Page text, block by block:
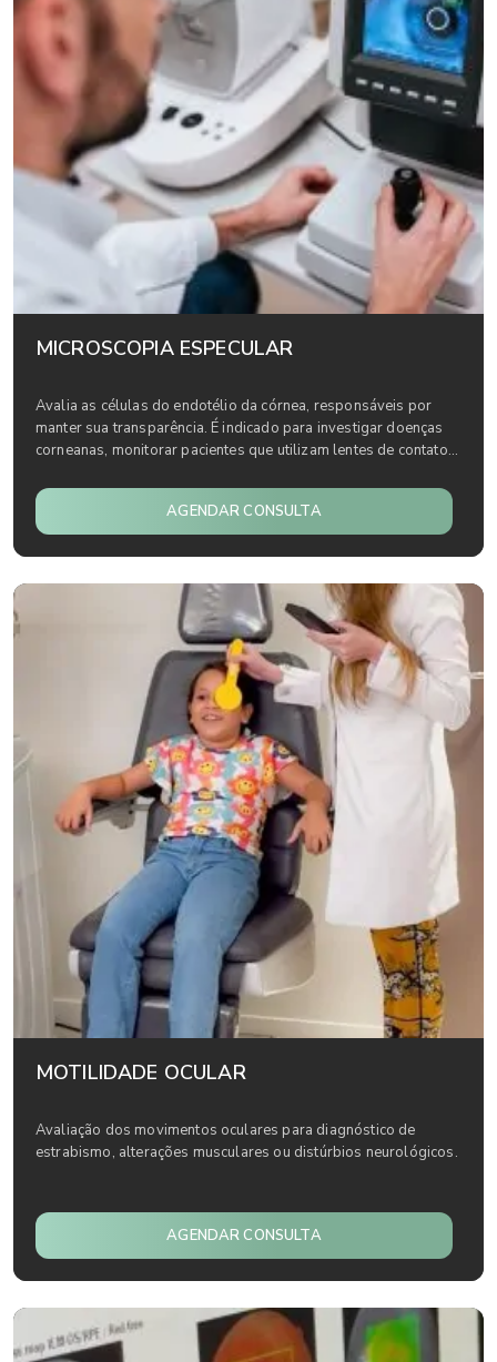
MICROSCOPIA ESPECULAR
Avalia as células do endotélio da córnea, responsáveis por
manter sua transparência. É indicado para investigar doenças
corneanas, monitorar pacientes que utilizam lentes de contato...
AGENDAR CONSULTA
MOTILIDADE OCULAR
Avaliação dos movimentos oculares para diagnóstico de
estrabismo, alterações musculares ou distúrbios neurológicos.
AGENDAR CONSULTA